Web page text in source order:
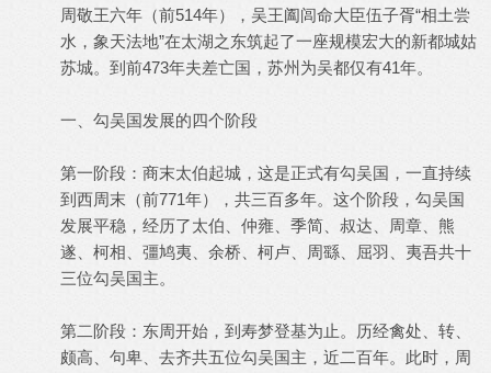
周敬王六年（前514年），吴王阖闾命大臣伍子胥“相土尝
水，象天法地”在太湖之东筑起了一座规模宏大的新都城姑
苏城。到前473年夫差亡国，苏州为吴都仅有41年。
一、勾吴国发展的四个阶段
第一阶段：商末太伯起城，这是正式有勾吴国，一直持续
到西周末（前771年），共三百多年。这个阶段，勾吴国
发展平稳，经历了太伯、仲雍、季简、叔达、周章、熊
遂、柯相、彊鸠夷、余桥、柯卢、周繇、屈羽、夷吾共十
三位勾吴国主。
第二阶段：东周开始，到寿梦登基为止。历经禽处、转、
颇高、句卑、去齐共五位勾吴国主，近二百年。此时，周